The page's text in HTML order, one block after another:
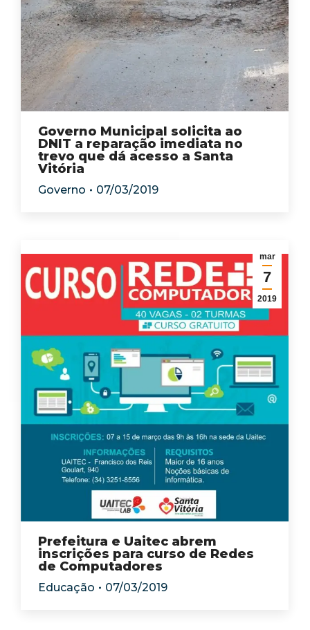
Governo Municipal solicita ao
DNIT a reparação imediata no
trevo que dá acesso a Santa
Vitória
Governo 07/03/2019
mar
7
2019
Prefeitura e Uaitec abrem
inscrições para curso de Redes
de Computadores
Educação 07/03/2019